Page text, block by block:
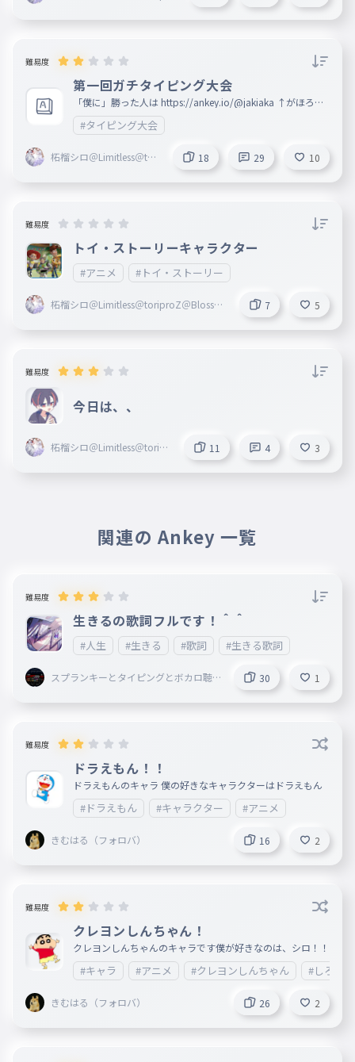
難易度
第一回ガチタイピング大会
「僕に」勝った人は https://ankey.io/@jakiaka ↑がほろー
！ 頑張れー！☆ 誤字があったら教えて （制作者by hukuchi
xyo） 一位＝フォロー10いいね 二位＝フォロー5いいね 三
位＝フォロー4いいね 四位＝フォロー3いいね 五位＝フォロ
#タイピング大会
柘榴シロ＠Limitless＠tori
18 29 10
難易度
トイ・ストーリーキャラクター
#アニメ #トイ・ストーリー
柘榴シロ＠Limitless＠toriproZ＠Blosso
7 5
難易度
今日は、、
柘榴シロ＠Limitless＠toripr
11 4 3
関連の Ankey 一覧
難易度
生きるの歌詞フルです！＾＾
#人生 #生きる #歌詞 #生きる歌詞
スプランキーとタイピングとボカロ聴
30 1
難易度
ドラえもん！！
ドラえもんのキャラ 僕の好きなキャラクターはドラえもん
#ドラえもん #キャラクター #アニメ
きむはる（フォロバ） 16 2
難易度
クレヨンしんちゃん！
クレヨンしんちゃんのキャラです僕が好きなのは、シロ！！
#キャラ #アニメ #クレヨンしんちゃん #しろ
きむはる（フォロバ） 26 2